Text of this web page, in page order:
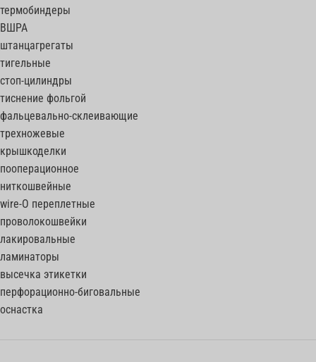
термобиндеры
ВШРА
штанцагрегаты
тигельные
стоп-цилиндры
тиснение фольгой
фальцевально-склеивающие
трехножевые
крышкоделки
пооперационное
ниткошвейные
wire-O переплетные
проволокошвейки
лакировальные
ламинаторы
высечка этикетки
перфорационно-биговальные
оснастка